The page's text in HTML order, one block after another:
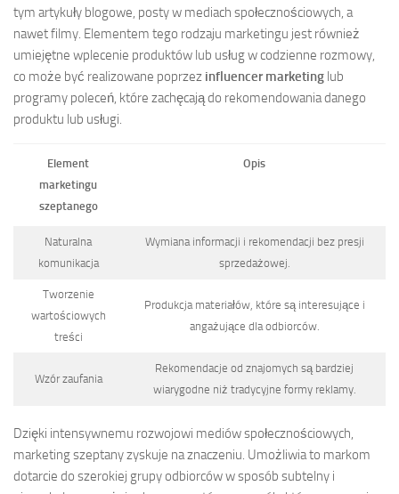
tym artykuły blogowe, posty w mediach społecznościowych, a
nawet filmy. Elementem tego rodzaju marketingu jest również
umiejętne wplecenie produktów lub usług w codzienne rozmowy,
co może być realizowane poprzez influencer marketing lub
programy poleceń, które zachęcają do rekomendowania danego
produktu lub usługi.
Element
marketingu
szeptanego
Opis
Naturalna
komunikacja
Wymiana informacji i rekomendacji bez presji
sprzedażowej.
Tworzenie
wartościowych
treści
Produkcja materiałów, które są interesujące i
angażujące dla odbiorców.
Wzór zaufania
Rekomendacje od znajomych są bardziej
wiarygodne niż tradycyjne formy reklamy.
Dzięki intensywnemu rozwojowi mediów społecznościowych,
marketing szeptany zyskuje na znaczeniu. Umożliwia to markom
dotarcie do szerokiej grupy odbiorców w sposób subtelny i